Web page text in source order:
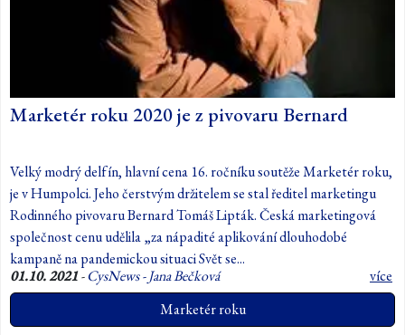
Marketér roku 2020 je z pivovaru Bernard
Velký modrý delfín, hlavní cena 16. ročníku soutěže Marketér roku,
je v Humpolci. Jeho čerstvým držitelem se stal ředitel marketingu
Rodinného pivovaru Bernard Tomáš Lipták. Česká marketingová
společnost cenu udělila „za nápadité aplikování dlouhodobé
kampaně na pandemickou situaci Svět se...
01.10. 2021-CysNews - Jana Bečková
více
Marketér roku